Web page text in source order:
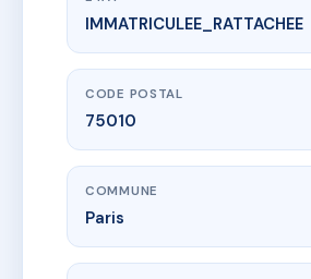
www.vme.plus/AG1731959
SDC 178 rue Saint Maur
178 r saint-maur
IMMATRICULEE_RATTACHEE
CODE POSTAL
75010
COMMUNE
Paris